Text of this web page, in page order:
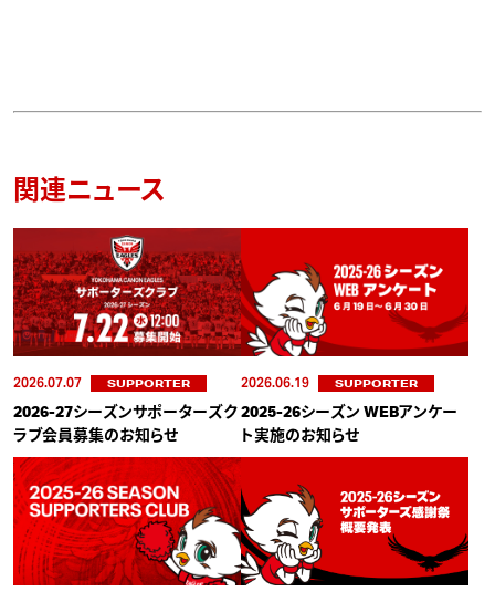
関連ニュース
2026.07.07 SUPPORTER
2026-27シーズンサポーターズク
ラブ会員募集のお知らせ
2026.06.19 SUPPORTER
2025-26シーズン WEBアンケー
ト実施のお知らせ